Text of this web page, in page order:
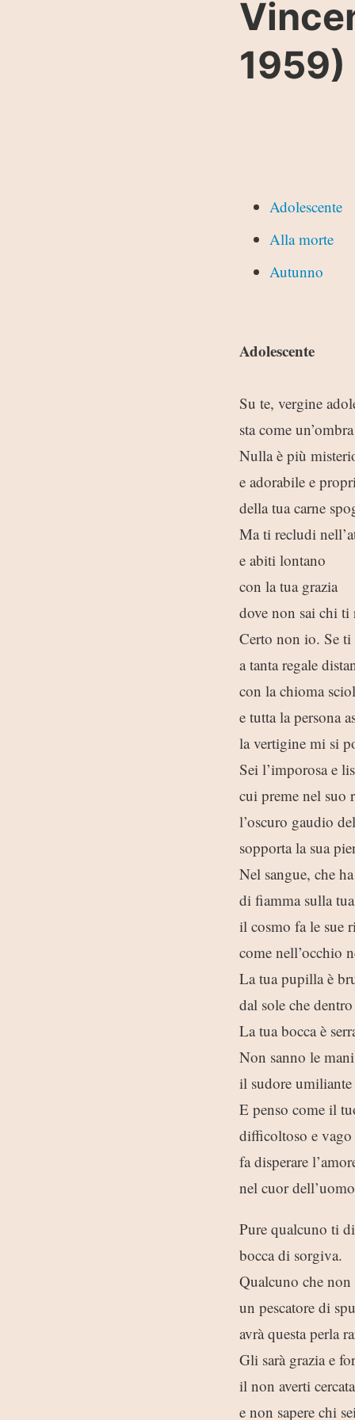
1959)
Adolescente
Alla morte
Autunno
Adolescente
Su te, vergine
sta come
Nulla è più
e adorabile e
della tua carne
Ma ti recludi
e abiti lontano
con la tua grazia
dove non sai chi ti
Certo non io. Se ti
a tanta regale
con la chioma
e tutta la persona
la vertigine mi si
Sei l’imporosa e
cui preme nel suo
l’oscuro gaudio
sopporta la sua
Nel sangue, che
di fiamma sulla
il cosmo fa le sue
come nell’occhio
La tua pupilla è
dal sole che
La tua bocca è
Non sanno le
il sudore
E penso come il
difficoltoso e vago
fa disperare
nel cuor
Pure qualcuno ti
bocca di sorgiva.
Qualcuno che non
un pescatore di
avrà questa perla
Gli sarà grazia e
il non averti cercata
e non sapere chi